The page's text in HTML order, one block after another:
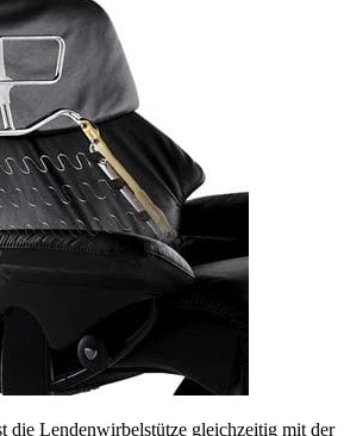
die Lendenwirbelstütze gleichzeitig mit der